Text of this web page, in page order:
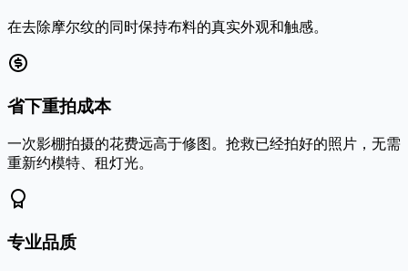
在去除摩尔纹的同时保持布料的真实外观和触感。
省下重拍成本
一次影棚拍摄的花费远高于修图。抢救已经拍好的照片，无需
重新约模特、租灯光。
专业品质